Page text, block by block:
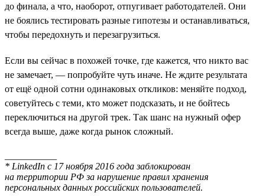
до финала, а что, наоборот, отпугивает работодателей. Они
не боялись тестировать разные гипотезы и останавливаться,
чтобы передохнуть и перезагрузиться.
Если вы сейчас в похожей точке, где кажется, что никто вас
не замечает, — попробуйте чуть иначе. Не ждите результата
от ещё одной сотни одинаковых откликов: меняйте подход,
советуйтесь с теми, кто может подсказать, и не бойтесь
переключиться на другой трек. Так шанс на нужный офер
всегда выше, даже когда рынок сложный.
* LinkedIn с 17 ноября 2016 года заблокирован
на территории РФ за нарушение правил хранения
персональных данных российских пользователей.